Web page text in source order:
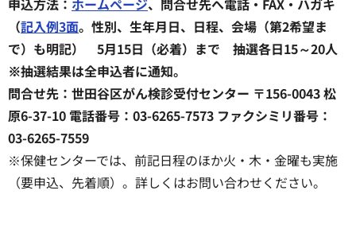
申込方法： ホームページ、問合せ先へ電話・FAX・ハガキ
（記入例3面。性別、生年月日、日程、会場（第2希望ま
で）も明記） 5月15日（必着）まで 抽選各日15～20人
※抽選結果は全申込者に通知。
問合せ先：世田谷区がん検診受付センター 〒156-0043 松
原6-37-10 電話番号：03-6265-7573 ファクシミリ番号：
03-6265-7559
※保健センターでは、前記日程のほか火・木・金曜も実施
（要申込、先着順）。詳しくはお問い合わせください。